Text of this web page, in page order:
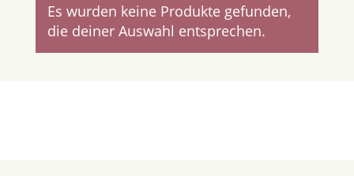
Es wurden keine Produkte gefunden,
die deiner Auswahl entsprechen.